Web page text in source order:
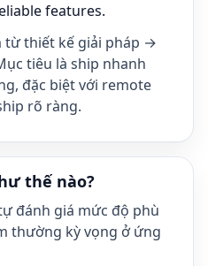
features.
từ thiết kế giải pháp →
tiêu là ship nhanh
đặc biệt với remote
rõ ràng.
thế nào?
đánh giá mức độ phù
thường kỳ vọng ở ứng